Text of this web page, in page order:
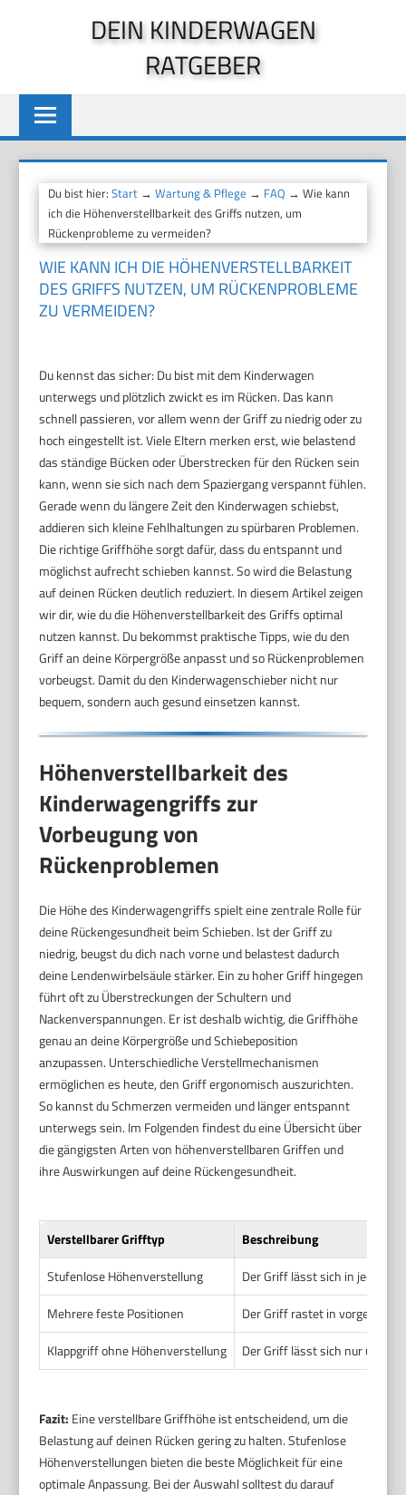
DEIN KINDERWAGEN
RATGEBER
Du bist hier:Start →Wartung & Pflege → FAQ → Wie kann
ich die Höhenverstellbarkeit des Griffs nutzen, um
Rückenprobleme zu vermeiden?
WIE KANN ICH DIE HÖHENVERSTELLBARKEIT
DES GRIFFS NUTZEN, UM RÜCKENPROBLEME
ZU VERMEIDEN?
Du kennst das sicher: Du bist mit dem Kinderwagen
unterwegs und plötzlich zwickt es im Rücken. Das kann
schnell passieren, vor allem wenn der Griff zu niedrig oder zu
hoch eingestellt ist. Viele Eltern merken erst, wie belastend
das ständige Bücken oder Überstrecken für den Rücken sein
kann, wenn sie sich nach dem Spaziergang verspannt fühlen.
Gerade wenn du längere Zeit den Kinderwagen schiebst,
addieren sich kleine Fehlhaltungen zu spürbaren Problemen.
Die richtige Griffhöhe sorgt dafür, dass du entspannt und
möglichst aufrecht schieben kannst. So wird die Belastung
auf deinen Rücken deutlich reduziert. In diesem Artikel zeigen
wir dir, wie du die Höhenverstellbarkeit des Griffs optimal
nutzen kannst. Du bekommst praktische Tipps, wie du den
Griff an deine Körpergröße anpasst und so Rückenproblemen
vorbeugst. Damit du den Kinderwagenschieber nicht nur
bequem, sondern auch gesund einsetzen kannst.
Höhenverstellbarkeit des
Kinderwagengriffs zur
Vorbeugung von
Rückenproblemen
Die Höhe des Kinderwagengriffs spielt eine zentrale Rolle für
deine Rückengesundheit beim Schieben. Ist der Griff zu
niedrig, beugst du dich nach vorne und belastest dadurch
deine Lendenwirbelsäule stärker. Ein zu hoher Griff hingegen
führt oft zu Überstreckungen der Schultern und
Nackenverspannungen. Er ist deshalb wichtig, die Griffhöhe
genau an deine Körpergröße und Schiebeposition
anzupassen. Unterschiedliche Verstellmechanismen
ermöglichen es heute, den Griff ergonomisch auszurichten.
So kannst du Schmerzen vermeiden und länger entspannt
unterwegs sein. Im Folgenden findest du eine Übersicht über
die gängigsten Arten von höhenverstellbaren Griffen und
ihre Auswirkungen auf deine Rückengesundheit.
Verstellbarer Grifftyp
Beschreibung
Stufenlose Höhenverstellung
Der Griff lässt sich in jeder
Mehrere feste Positionen
Der Griff rastet in
Klappgriff ohne Höhenverstellung
Der Griff lässt sich nur
Fazit: Eine verstellbare Griffhöhe ist entscheidend, um die
Belastung auf deinen Rücken gering zu halten. Stufenlose
Höhenverstellungen bieten die beste Möglichkeit für eine
optimale Anpassung. Bei der Auswahl solltest du darauf